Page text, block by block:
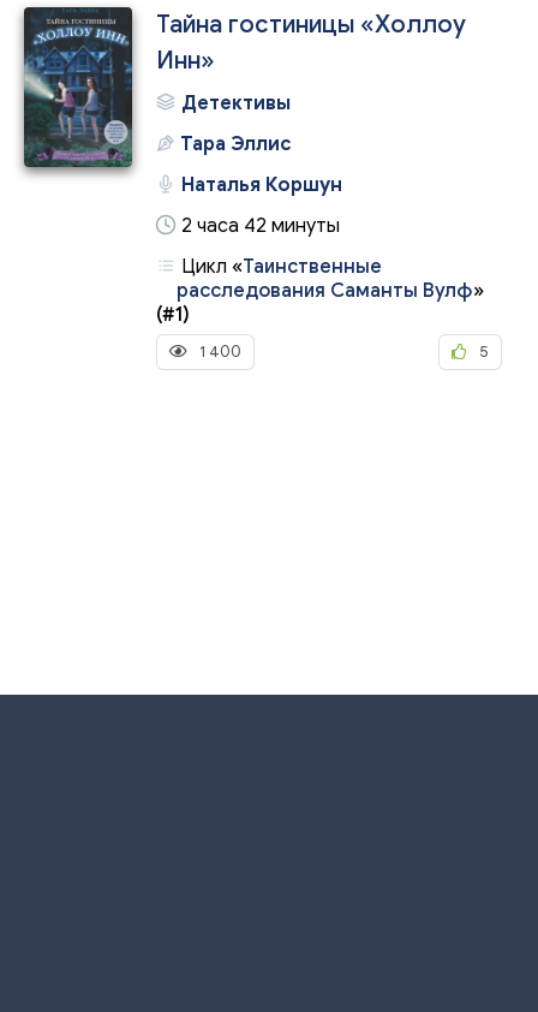
Тайна гостиницы «Холлоу
Инн»
Детективы
Тара Эллис
Наталья Коршун
2 часа 42 минуты
Цикл «Таинственные
расследования Саманты Вулф»
(#1)
1 400 5